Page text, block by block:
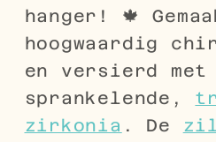
hanger! 🍁
hoogwaardig
en versierd met
sprankelende,
zirkonia . De